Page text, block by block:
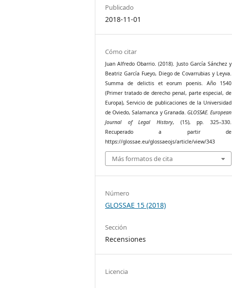
Publicado
2018-11-01
Cómo citar
Juan Alfredo Obarrio. (2018). Justo García Sánchez y
Beatriz García Fueyo, Diego de Covarrubias y Leyva.
Summa de delictis et eorum poenis. Año 1540
(Primer tratado de derecho penal, parte especial, de
Europa), Servicio de publicaciones de la Universidad
de Oviedo, Salamanca y Granada. GLOSSAE. European
Journal of Legal History, (15), pp. 325–330.
Recuperado a partir de
https://glossae.eu/glossaeojs/article/view/343
Más formatos de cita
Número
GLOSSAE 15 (2018)
Sección
Recensiones
Licencia